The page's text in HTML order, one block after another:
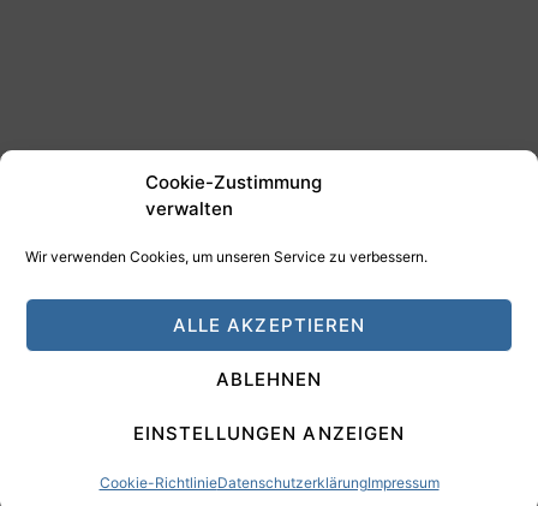
Cookie-Zustimmung
verwalten
Wir verwenden Cookies, um unseren Service zu verbessern.
ALLE AKZEPTIEREN
ABLEHNEN
EINSTELLUNGEN ANZEIGEN
Cookie-RichtlinieDatenschutzerklärungImpressum
HAMANN DESIGN - Digitale Medien
Impressum Datenschutz